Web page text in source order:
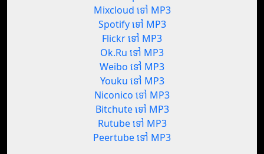
Mixcloud ទៅ MP3
Spotify ទៅ MP3
Flickr ទៅ MP3
Ok.Ru ទៅ MP3
Weibo ទៅ MP3
Youku ទៅ MP3
Niconico ទៅ MP3
Bitchute ទៅ MP3
Rutube ទៅ MP3
Peertube ទៅ MP3